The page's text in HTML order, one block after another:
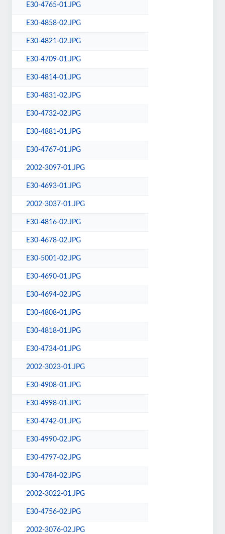
E30-4765-01.JPG
E30-4858-02.JPG
E30-4821-02.JPG
E30-4709-01.JPG
E30-4814-01.JPG
E30-4831-02.JPG
E30-4732-02.JPG
E30-4881-01.JPG
E30-4767-01.JPG
2002-3097-01.JPG
E30-4693-01.JPG
2002-3037-01.JPG
E30-4816-02.JPG
E30-4678-02.JPG
E30-5001-02.JPG
E30-4690-01.JPG
E30-4694-02.JPG
E30-4808-01.JPG
E30-4818-01.JPG
E30-4734-01.JPG
2002-3023-01.JPG
E30-4908-01.JPG
E30-4998-01.JPG
E30-4742-01.JPG
E30-4990-02.JPG
E30-4797-02.JPG
E30-4784-02.JPG
2002-3022-01.JPG
E30-4756-02.JPG
2002-3076-02.JPG